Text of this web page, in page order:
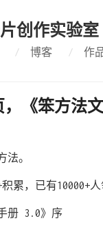
创作实验室
/ 博客 / 作
，《笨方法
法。
累，已有10000+人
册 3.0》序